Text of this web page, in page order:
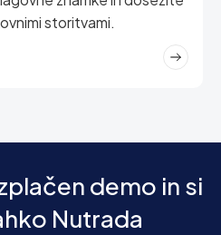
storitvami.
demo in si
Nutrada